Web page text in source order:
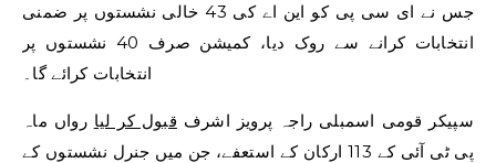
جس نے ای سی پی کو این اے کی 43 خالی نشستوں پر ضمنی
انتخابات کرانے سے روک دیا، کمیشن صرف 40 نشستوں پر
انتخابات کرائے گا۔
سپیکر قومی اسمبلی راجہ پرویز اشرف قبول کر لیا رواں ماہ
پی ٹی آئی کے 113 ارکان کے استعفے، جن میں جنرل نشستوں کے